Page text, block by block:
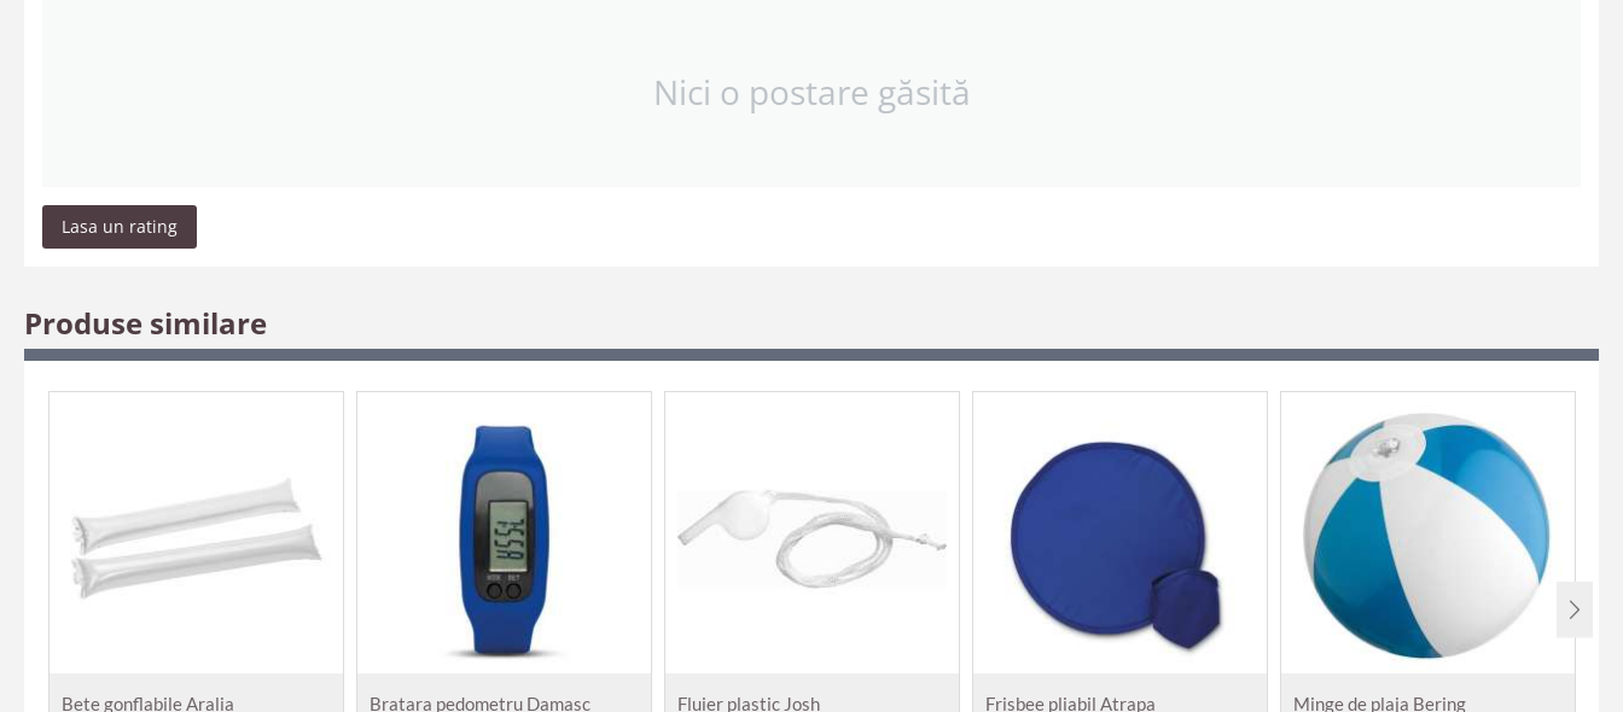
Nici o postare găsită
Lasa un rating
Produse similare
Bete gonflabile Aralia Bratara pedometru Damasc Fluier plastic Josh Frisbee pliabil Atrapa Minge de plaja Bering